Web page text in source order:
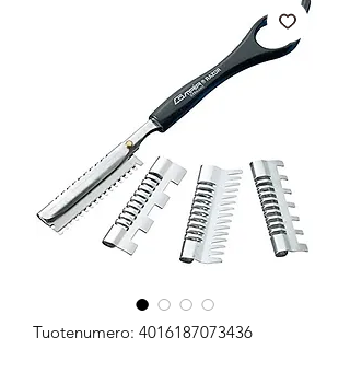
Tuotenumero: 4016187073436